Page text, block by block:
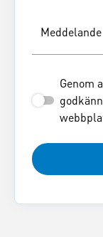
Meddelande
Genom